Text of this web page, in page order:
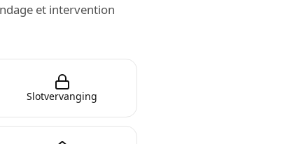
et intervention
Slotvervanging